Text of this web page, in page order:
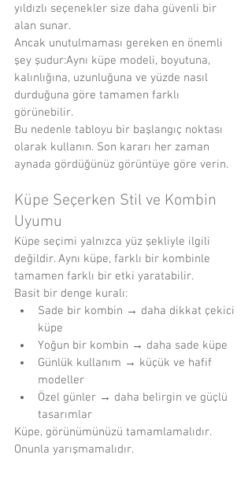
yıldızlı seçenekler size daha güvenli bir
alan sunar.
Ancak unutulmaması gereken en önemli
şey şudur:Aynı küpe modeli, boyutuna,
kalınlığına, uzunluğuna ve yüzde nasıl
durduğuna göre tamamen farklı
görünebilir.
Bu nedenle tabloyu bir başlangıç noktası
olarak kullanın. Son kararı her zaman
aynada gördüğünüz görüntüye göre verin.
Küpe Seçerken Stil ve Kombin
Uyumu
Küpe seçimi yalnızca yüz şekliyle ilgili
değildir. Aynı küpe, farklı bir kombinle
tamamen farklı bir etki yaratabilir.
Basit bir denge kuralı:
Sade bir kombin → daha dikkat çekici
küpe
Yoğun bir kombin → daha sade küpe
Günlük kullanım → küçük ve hafif
modeller
Özel günler → daha belirgin ve güçlü
tasarımlar
Küpe, görünümünüzü tamamlamalıdır.
Onunla yarışmamalıdır.